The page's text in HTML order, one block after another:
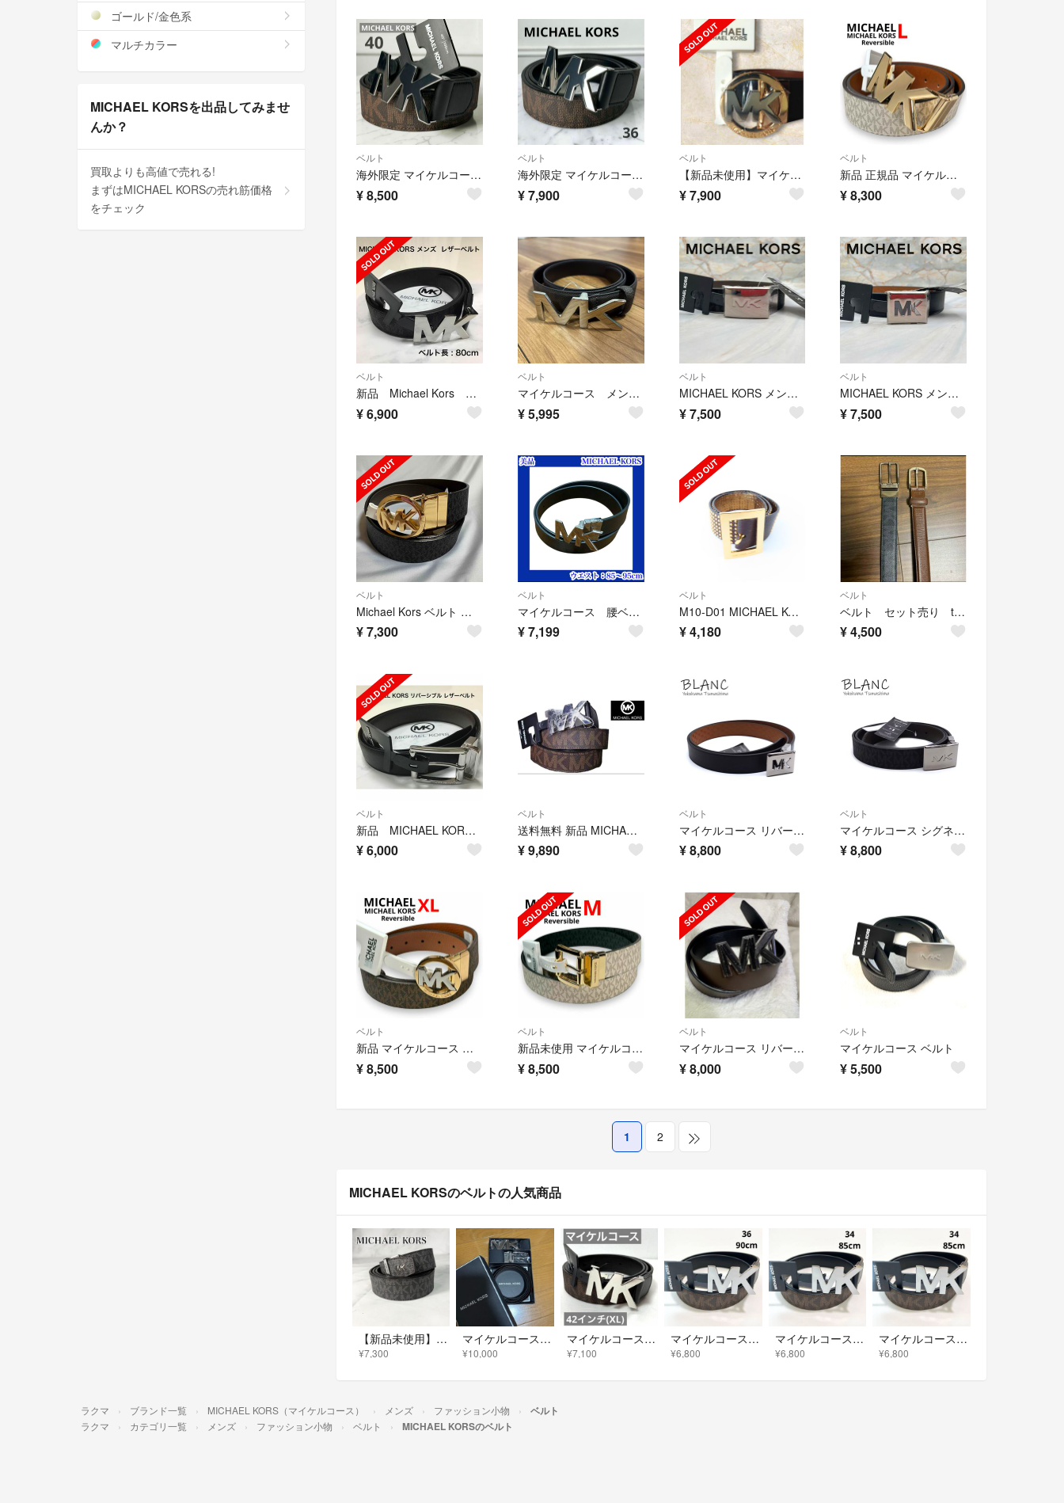
ベルト
海外限定 マイケルコース クロームシルバー MKロゴ シグネチャー 40
¥8,500
ベルト
海外限定 マイケルコース MK シルバー ロゴバックル シグネチャー 36
¥7,900
ベルト
【新品未使用】マイケルコース 幅広ベルト Mサイズ 黒、ブラウンリバーシブル
¥7,900
ベルト
新品 正規品 マイケルコース リバーシブルベルト L MKロゴ MKバックル 金
¥8,300
ベルト
新品 Michael Kors マイケルコース メンズ ロゴバックル ベルト
¥6,900
ベルト
マイケルコース メンズベルト
¥5,995
ベルト
MICHAEL KORS メンズ ベルト リバーシブル 新品未使用品 2
¥7,500
ベルト
MICHAEL KORS メンズ ベルト リバーシブル 新品未使用品 1
¥7,500
ベルト
Michael Kors ベルト シグネチャー柄黒&茶リバーシブル金色バックル
¥7,300
ベルト
マイケルコース 腰ベルト メンズ ウエスト 黒 ブラック MKロゴ ブランド
¥7,199
ベルト
M10-D01 MICHAEL KORS マイケルコース スタッズ レザーベルト XS ブラウン/ゴールド
¥4,180
ベルト
ベルト セット売り tk タケオキクチ マイケルコース
¥4,500
ベルト
新品 MICHAEL KORS マイケルコース リバーシブル レザーベルト
¥6,000
ベルト
送料無料 新品 MICHAEL KORS メンズ ベルト 42
¥9,890
ベルト
マイケルコース リバーシブルベルト 34mm レザー ブラック ブラウン 黒 36F3BLLY90 MICHAELKORS 横浜BLANC
¥8,800
ベルト
マイケルコース シグネチャーリバーシブルベルト PVC ブラック ブラウン 黒 36H3LBLY7B MICHAELKORS 横浜BLANC
¥8,800
ベルト
新品 マイケルコース リバーシブルベルト US XL MKロゴ ロゴ金具 レザー
¥8,500
ベルト
新品未使用 マイケルコース リバーシブルベルト US M MKロゴ 総柄 黒
¥8,500
ベルト
マイケルコース リバーシブルベルト ブラック/ブラウン 美品
¥8,000
ベルト
マイケルコース ベルト
¥5,500
1 2
MICHAEL KORSのベルトの人気商品
【新品未使用】マイケルコース MKシグネイチャー リバーシブル ベルト ブラック
¥7,300
マイケルコース ベルト メンズ
¥10,000
マイケルコース MK シルバー ロゴ ベルト ブラウン 指定の所に穴あけられます
¥7,100
マイケルコース ベルト 36 90cm メンズ シグネチャー ロゴ 茶 ブラウン
¥6,800
マイケルコース ベルト 34 85cm メンズ シグネチャー ロゴ 茶 ブラウン
¥6,800
マイケルコース ベルト 34 85cm メンズ シグネチャー ロゴ 茶 ブラウン
¥6,800
ゴールド/金色系
マルチカラー
MICHAEL KORSを出品してみませ
んか？
買取よりも高値で売れる!
まずはMICHAEL KORSの売れ筋価格
をチェック
ラクマ ブランド一覧 MICHAEL KORS（マイケルコース） メンズ ファッション小物 ベルト
ラクマ カテゴリ一覧 メンズ ファッション小物 ベルト MICHAEL KORSのベルト